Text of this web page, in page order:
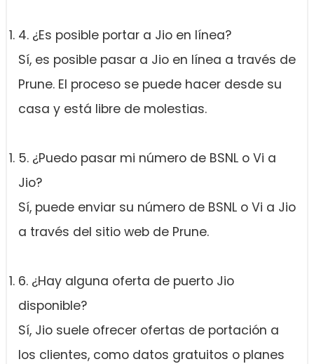
4. ¿Es posible portar a Jio en línea?
Sí, es posible pasar a Jio en línea a través de
Prune. El proceso se puede hacer desde su
casa y está libre de molestias.
5. ¿Puedo pasar mi número de BSNL o Vi a
Jio?
Sí, puede enviar su número de BSNL o Vi a Jio
a través del sitio web de Prune.
6. ¿Hay alguna oferta de puerto Jio
disponible?
Sí, Jio suele ofrecer ofertas de portación a
los clientes, como datos gratuitos o planes